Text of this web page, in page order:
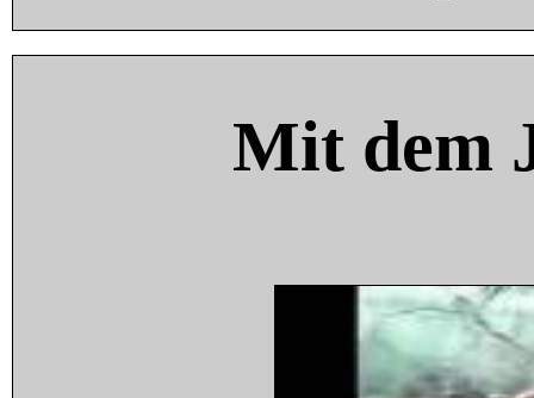
Mit dem